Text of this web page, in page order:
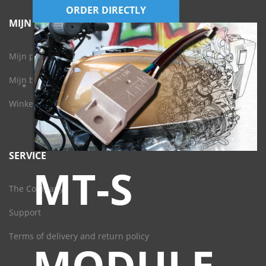
ORDER DIRECTLY
MT-S
MIJN ACCOUNT
Mijn profiel
Mijn bestellingen
Winkelwagen
SERVICE
The Company
Support
Terms of delivery and return policy